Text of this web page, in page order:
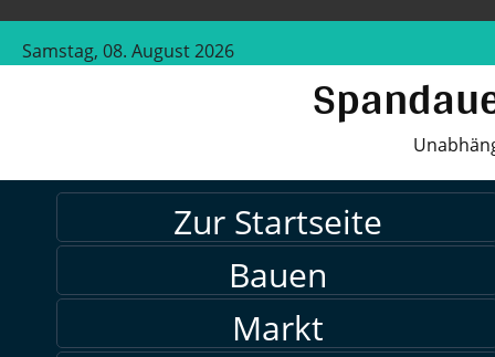
Samstag, 08. August 2026
Zur Startseite
Bauen
Markt